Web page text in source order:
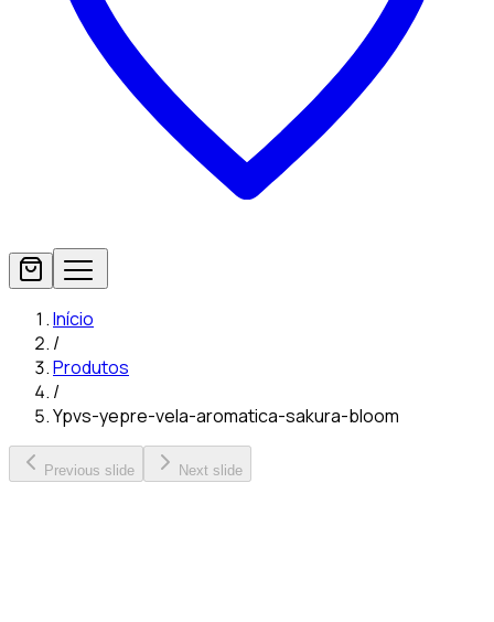
Início
/
Produtos
/
Ypvs-yepre-vela-aromatica-sakura-bloom
Previous slide Next slide